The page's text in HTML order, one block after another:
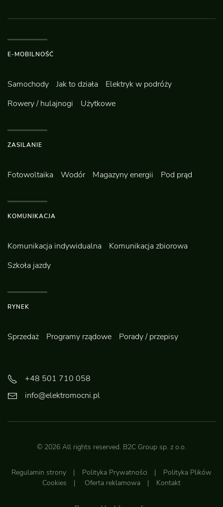
E-MOBILNOŚĆ
Samochody Jak to działa
Elektryk w podróży
Rowery / hulajnogi
Użytkowe
ZASILANIE
Fotowoltaika Wodór Magazyny energii Pod prąd
KOMUNIKACJA
Komunikacja indywidualna
Komunikacja zbiorowa
Szkoła jazdy
RYNEK
Sprzedaż Programy rządowe Porady / przepisy
+48 501 710 058
info@elektromocni.pl
© 2026 All rights reserved. B2C Group sp. z o.o.
Regulamin strony | Polityka Prywatności | Polityka Plików
Cookies | Oferta reklamowa | Kontakt